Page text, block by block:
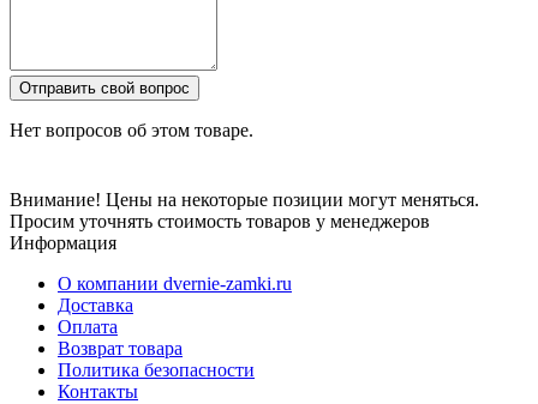
Отправить свой вопрос
Нет вопросов об этом товаре.
Внимание! Цены на некоторые позиции могут меняться.
Просим уточнять стоимость товаров у менеджеров
Информация
О компании dvernie-zamki.ru
Доставка
Оплата
Возврат товара
Политика безопасности
Контакты